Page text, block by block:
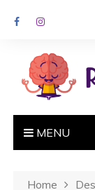
MENU
Home